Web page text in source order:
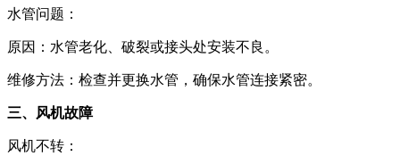
水管问题：
原因：水管老化、破裂或接头处安装不良。
维修方法：检查并更换水管，确保水管连接紧密。
三、风机故障
风机不转：